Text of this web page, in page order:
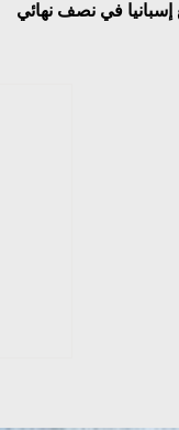
إسبانيا في نصف نهائي